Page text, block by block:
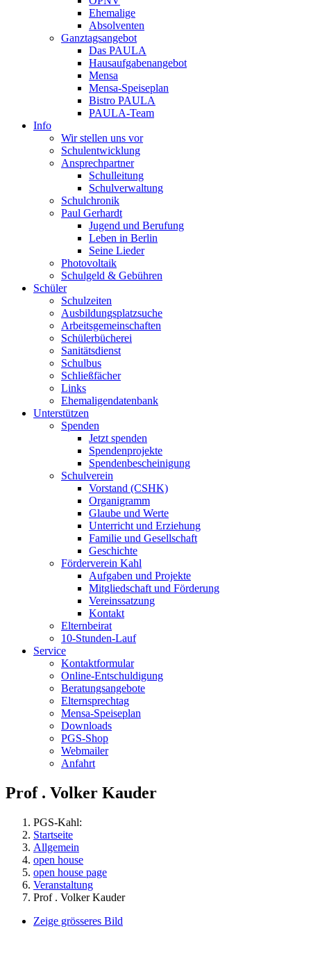
Ehemalige
Absolventen
Ganztagsangebot
Das PAULA
Hausaufgabenangebot
Mensa
Mensa-Speiseplan
Bistro PAULA
PAULA-Team
Info
Wir stellen uns vor
Schulentwicklung
Ansprechpartner
Schulleitung
Schulverwaltung
Schulchronik
Paul Gerhardt
Jugend und Berufung
Leben in Berlin
Seine Lieder
Photovoltaik
Schulgeld & Gebühren
Schüler
Schulzeiten
Ausbildungsplatzsuche
Arbeitsgemeinschaften
Schülerbücherei
Sanitätsdienst
Schulbus
Schließfächer
Links
Ehemaligendatenbank
Unterstützen
Spenden
Jetzt spenden
Spendenprojekte
Spendenbescheinigung
Schulverein
Vorstand (CSHK)
Organigramm
Glaube und Werte
Unterricht und Erziehung
Familie und Gesellschaft
Geschichte
Förderverein Kahl
Aufgaben und Projekte
Mitgliedschaft und Förderung
Vereinssatzung
Kontakt
Elternbeirat
10-Stunden-Lauf
Service
Kontaktformular
Online-Entschuldigung
Beratungsangebote
Elternsprechtag
Mensa-Speiseplan
Downloads
PGS-Shop
Webmailer
Anfahrt
Prof . Volker Kauder
PGS-Kahl:
Startseite
Allgemein
open house
open house page
Veranstaltung
Prof . Volker Kauder
Zeige grösseres Bild